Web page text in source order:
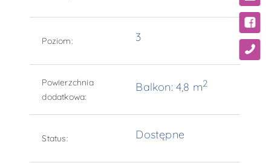
Poziom: 3
Powierzchnia
dodatkowa:
Balkon: 4,8 m2
Status: Dostępne